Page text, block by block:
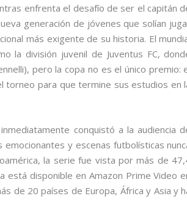
enfrenta el desafío de ser el capitán
generación de jóvenes que solían
más exigente de su historia. El
la división juvenil de Juventus FC,
pero la copa no es el único premio:
torneo para que termine sus estudios en
conquistó a la audiencia
y escenas futbolísticas
la serie fue vista por más de
disponible en Amazon Prime Video
de 20 países de Europa, África y Asia y